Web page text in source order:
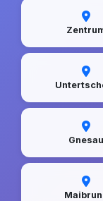
Gnesau